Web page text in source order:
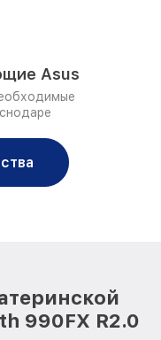
Asus
990FX R2.0